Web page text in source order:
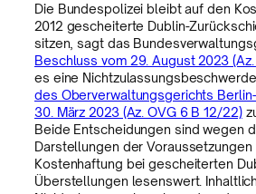
Die Bundespolizei bleibt auf den
2012 gescheiterte Dublin-
sitzen, sagt das
Beschluss vom 29. August 2023 (Az.
es eine
des Oberverwaltungsgerichts
30. März 2023 (Az. OVG 6 B 12/22)
Beide Entscheidungen sind wegen
Darstellungen der Voraussetzungen
Kostenhaftung bei gescheiterten
Überstellungen lesenswert.